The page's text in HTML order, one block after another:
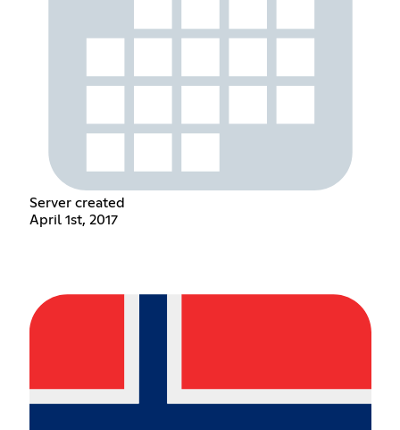
Server created
April 1st, 2017